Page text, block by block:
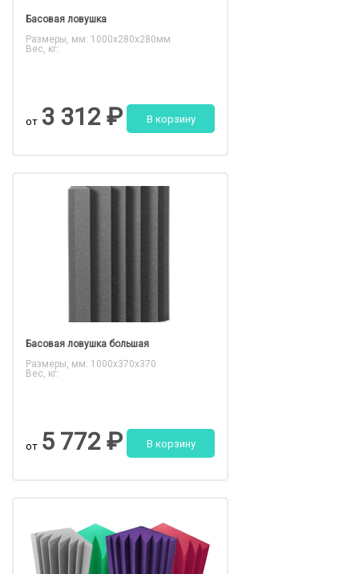
Басовая ловушка
Размеры, мм: 1000х280х280мм
Вес, кг:
от 3 312 ₽ В корзину
Басовая ловушка большая​​
Размеры, мм: 1000x370x370
Вес, кг:
от 5 772 ₽ В корзину